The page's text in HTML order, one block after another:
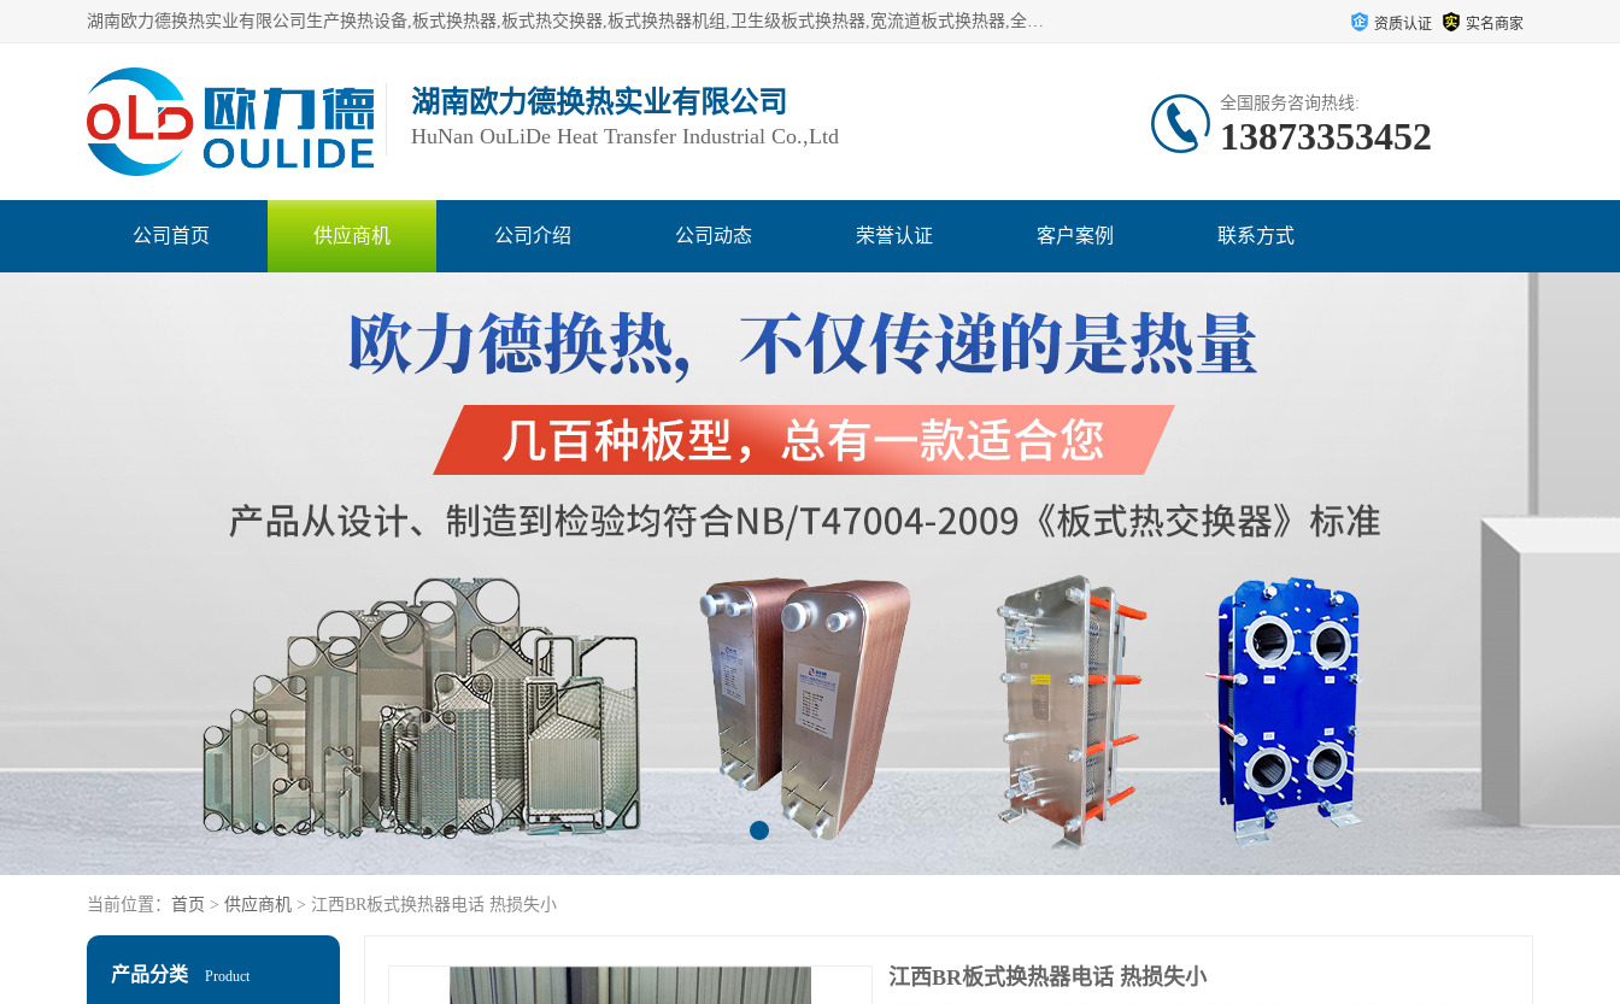
湖南欧力德换热实业有限公司生产换热设备,板式换热器,板式热交换器,板式换热器机组,卫生级板式换热器,宽流道板式换热器,全焊接板式换热器,钎焊板式换热器,钛材板式换热器,容积式换热器,盘管换热,不锈钢水箱,定压补水机组,变频供水机组等,用户覆盖：湖南、湖北、广西、广东、海南、云南、贵州等全国各地。 资质认证 实名商家
湖南欧力德换热实业有限公司
HuNan OuLiDe Heat Transfer Industrial Co.,Ltd
全国服务咨询热线:
13873353452
公司首页 供应商机 公司介绍 公司动态 荣誉认证 客户案例 联系方式
当前位置： 首页 > 供应商机 > 江西BR板式换热器电话 热损失小
产品分类 Product 江西BR板式换热器电话 热损失小